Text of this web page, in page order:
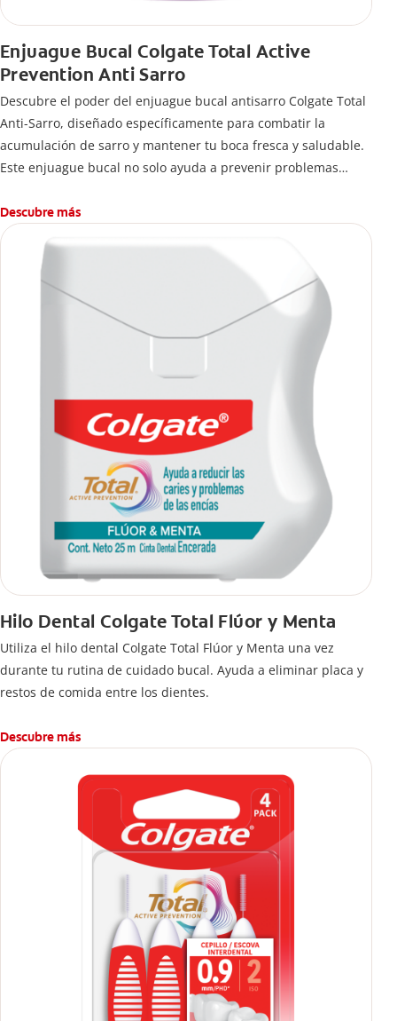
Enjuague Bucal Colgate Total Active
Prevention Anti Sarro
Descubre el poder del enjuague bucal antisarro Colgate Total
Anti-Sarro, diseñado específicamente para combatir la
acumulación de sarro y mantener tu boca fresca y saludable.
Este enjuague bucal no solo ayuda a prevenir problemas
Descubre más
Hilo Dental Colgate Total Flúor y Menta
Utiliza el hilo dental Colgate Total Flúor y Menta una vez
durante tu rutina de cuidado bucal. Ayuda a eliminar placa y
restos de comida entre los dientes.
Descubre más